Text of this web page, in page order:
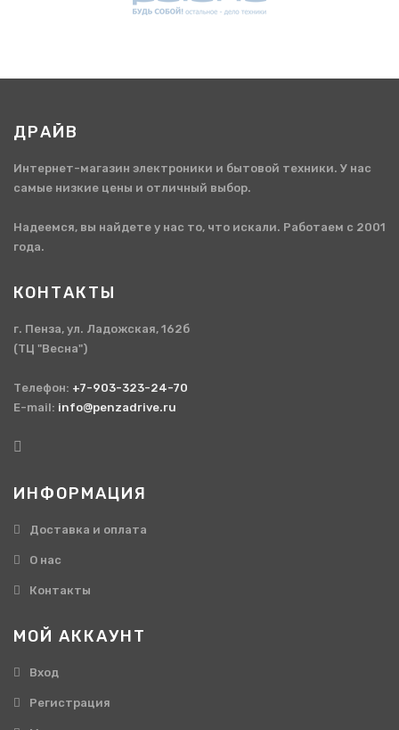
ДРАЙВ
Интернет-магазин электроники и бытовой техники. У нас
самые низкие цены и отличный выбор.
Надеемся, вы найдете у нас то, что искали. Работаем с 2001
года.
КОНТАКТЫ
г. Пенза, ул. Ладожская, 162б
(ТЦ "Весна")
Телефон: +7-903-323-24-70
E-mail: info@penzadrive.ru
ИНФОРМАЦИЯ
Доставка и оплата
О нас
Контакты
МОЙ АККАУНТ
Вход
Регистрация